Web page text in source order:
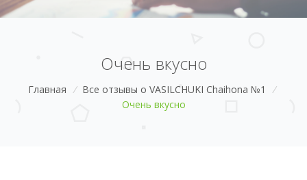
Очень вкусно
Главная / Все отзывы о VASILCHUKI Chaihona №1
/
Очень вкусно